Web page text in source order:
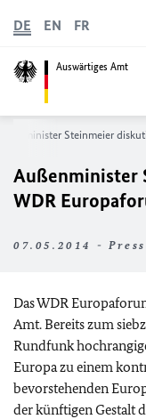
Auswärtiges Amt
DE EN FR
Steinmeier
Außenminister
WDR
07.05.2014 -
Das WDR
Amt. Bereits zum
Rundfunk
Europa zu einem
bevorstehenden
der künftigen Gestalt